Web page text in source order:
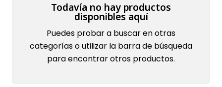
Todavía no hay productos
disponibles aquí
Puedes probar a buscar en otras
categorías o utilizar la barra de búsqueda
para encontrar otros productos.